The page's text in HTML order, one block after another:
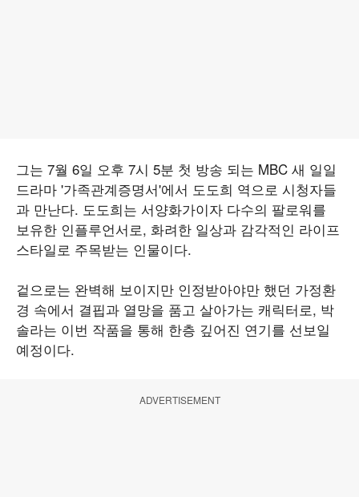
그는 7월 6일 오후 7시 5분 첫 방송 되는 MBC 새 일일
드라마 '가족관계증명서'에서 도도희 역으로 시청자들
과 만난다. 도도희는 서양화가이자 다수의 팔로워를
보유한 인플루언서로, 화려한 일상과 감각적인 라이프
스타일로 주목받는 인물이다.
겉으로는 완벽해 보이지만 인정받아야만 했던 가정환
경 속에서 결핍과 열망을 품고 살아가는 캐릭터로, 박
솔라는 이번 작품을 통해 한층 깊어진 연기를 선보일
예정이다.
ADVERTISEMENT